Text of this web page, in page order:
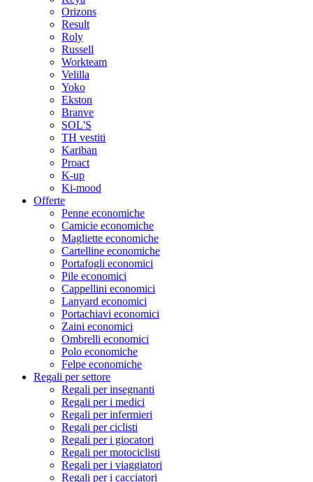
Orizons
Result
Roly
Russell
Workteam
Velilla
Yoko
Ekston
Branve
SOL'S
TH vestiti
Kariban
Proact
K-up
Ki-mood
Offerte
Penne economiche
Camicie economiche
Magliette economiche
Cartelline economiche
Portafogli economici
Pile economici
Cappellini economici
Lanyard economici
Portachiavi economici
Zaini economici
Ombrelli economici
Polo economiche
Felpe economiche
Regali per settore
Regali per insegnanti
Regali per i medici
Regali per infermieri
Regali per ciclisti
Regali per i giocatori
Regali per motociclisti
Regali per i viaggiatori
Regali per i cacciatori